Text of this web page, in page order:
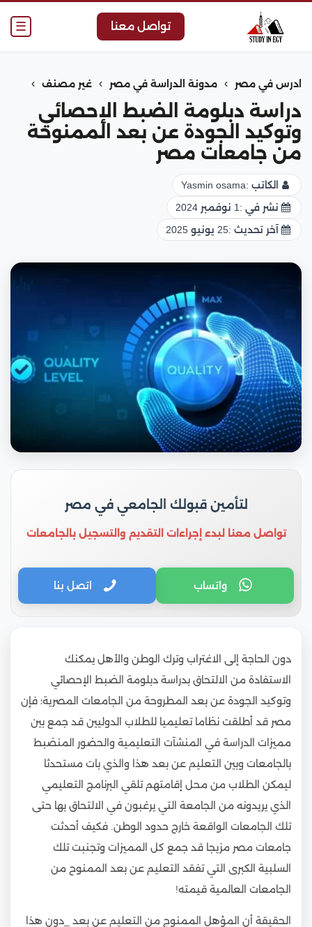
☰ تواصل معنا
ادرس في مصر › مدونة الدراسة في مصر › غير مصنف ›
دراسة دبلومة الضبط الإحصائي
وتوكيد الجودة عن بعد الممنوحة
من جامعات مصر
الكاتب :Yasmin osama
نشر في : 1 نوفمبر 2024
آخر تحديث :25 يونيو 2025
لتأمين قبولك الجامعي في مصر
تواصل معنا لبدء إجراءات التقديم والتسجيل بالجامعات
واتساب اتصل بنا
دون الحاجة إلى الاغتراب وترك الوطن والأهل يمكنك
الاستفادة من الالتحاق بدراسة دبلومة الضبط الإحصائي
وتوكيد الجودة عن بعد المطروحة من الجامعات المصرية؛ فإن
مصر قد أطلقت نظاما تعليميا للطلاب الدوليين قد جمع بين
مميزات الدراسة في المنشآت التعليمية والحضور المنضبط
بالجامعات وبين التعليم عن بعد هذا والذي بات مستحدثا
ليمكن الطلاب من محل إقامتهم تلقي البرنامج التعليمي
الذي يريدونه من الجامعة التي يرغبون في الالتحاق بها حتى
تلك الجامعات الواقعة خارج حدود الوطن. فكيف أحدثت
جامعات مصر مزيجا قد جمع كل المميزات وتجنبت تلك
السلبية الكبرى التي تفقد التعليم عن بعد الممنوح من
الجامعات العالمية قيمته!
الحقيقة أن المؤهل الممنوح من التعليم عن بعد _دون هذا